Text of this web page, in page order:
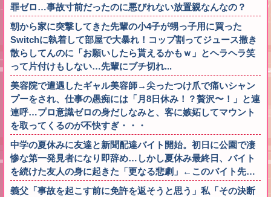
罪ゼロ…事故寸前だったのに悪びれない放置親なんなの？
朝から家に突撃してきた先輩の小4子が甥っ子用に買った
Switchに執着して部屋で大暴れ！コップ割ってジュース撒き
散らしてんのに「お願いしたら貰えるかもｗ」とヘラヘラ笑
って片付けもしない…先輩にブチ切れ...
美容院で遭遇したギャル美容師→尖ったつけ爪で痛いシャン
プーをされ、仕事の愚痴には「月8日休み！？贅沢〜！」と連
連呼…プロ意識ゼロの身だしなみと、客に嫉妬してマウント
を取ってくるのが不快すぎ・・・
中学の夏休みに友達と新聞配達バイト開始。初日に公園で凄
惨な第一発見者になり即辞め…しかし夏休み最終日、バイト
を続けた友人の身に起きた「更なる悲劇」←このバイト先…
義父「事故を起こす前に免許を返そうと思う」私「その決断